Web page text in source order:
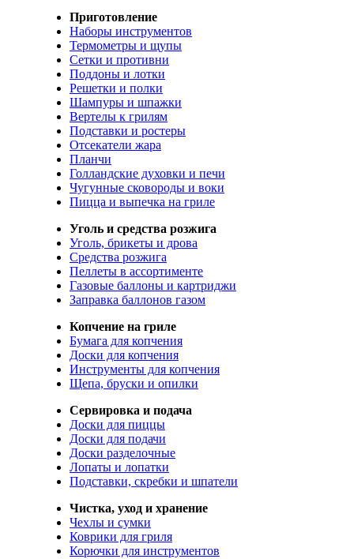
Приготовление
Наборы инструментов
Термометры и щупы
Сетки и противни
Поддоны и лотки
Решетки и полки
Шампуры и шпажки
Вертелы к грилям
Подставки и ростеры
Отсекатели жара
Планчи
Голландские духовки и печи
Чугунные сковороды и воки
Пицца и выпечка на гриле
Уголь и средства розжига
Уголь, брикеты и дрова
Средства розжига
Пеллеты в ассортименте
Газовые баллоны и картриджи
Заправка баллонов газом
Копчение на гриле
Бумага для копчения
Доски для копчения
Инструменты для копчения
Щепа, бруски и опилки
Сервировка и подача
Доски для пиццы
Доски для подачи
Доски разделочные
Лопаты и лопатки
Подставки, скребки и шпатели
Чистка, уход и хранение
Чехлы и сумки
Коврики для гриля
Корючки для инструментов